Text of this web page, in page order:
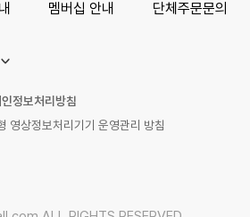
멤버십 안내 단체주문문의
정보처리방침
영상정보처리기기 운영관리 방침